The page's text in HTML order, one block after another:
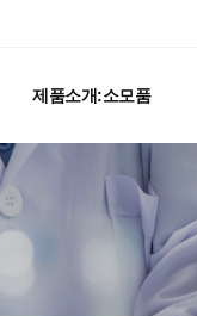
제품소개:소모품